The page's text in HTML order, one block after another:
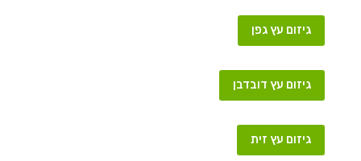
גיזום עץ גפן
גיזום עץ דובדבן
גיזום עץ זית